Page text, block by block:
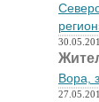
Вора,